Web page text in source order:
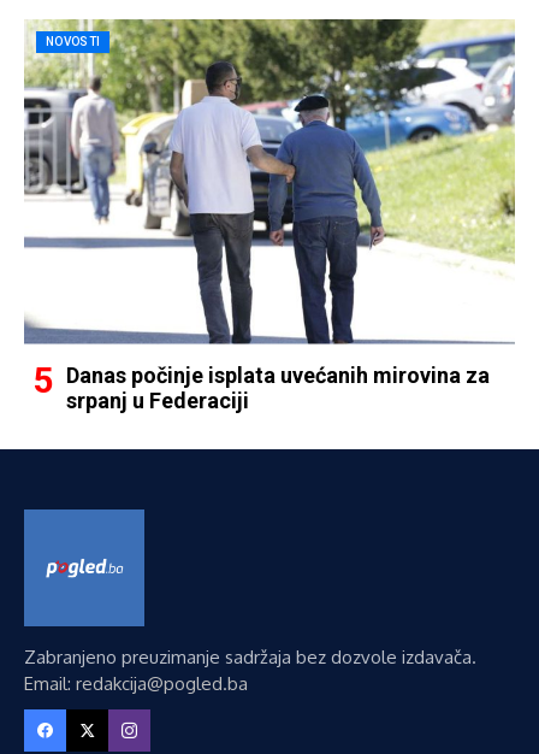
NOVOSTI
Danas počinje isplata uvećanih mirovina za
srpanj u Federaciji
Zabranjeno preuzimanje sadržaja bez dozvole izdavača.
Email: redakcija@pogled.ba